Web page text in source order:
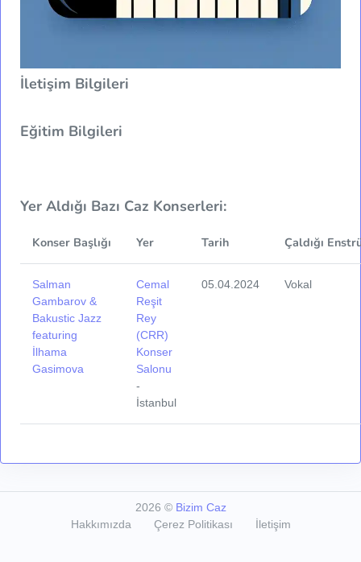
İletişim Bilgileri
Eğitim Bilgileri
Yer Aldığı Bazı Caz Konserleri:
Konser Başlığı Yer Tarih Çaldığı
Salman
Gambarov &
Bakustic Jazz
featuring
İlhama
Gasimova
Cemal
Reşit
Rey
(CRR)
Konser
Salonu
-
İstanbul
05.04.2024 Vokal
2026 © Bizim Caz
Hakkımızda
Çerez Politikası İletişim